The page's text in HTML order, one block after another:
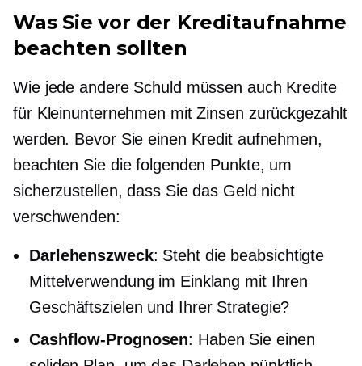
Was Sie vor der Kreditaufnahme
beachten sollten
Wie jede andere Schuld müssen auch Kredite
für Kleinunternehmen mit Zinsen zurückgezahlt
werden. Bevor Sie einen Kredit aufnehmen,
beachten Sie die folgenden Punkte, um
sicherzustellen, dass Sie das Geld nicht
verschwenden:
Darlehenszweck: Steht die beabsichtigte
Mittelverwendung im Einklang mit Ihren
Geschäftszielen und Ihrer Strategie?
Cashflow-Prognosen: Haben Sie einen